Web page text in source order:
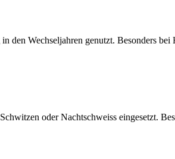
den Wechseljahren genutzt. Besonders
oder Nachtschweiss eingesetzt.